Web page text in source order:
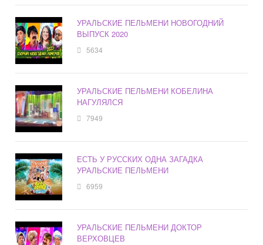
УРАЛЬСКИЕ ПЕЛЬМЕНИ НОВОГОДНИЙ
ВЫПУСК 2020
5634
УРАЛЬСКИЕ ПЕЛЬМЕНИ КОБЕЛИНА
НАГУЛЯЛСЯ
7949
ЕСТЬ У РУССКИХ ОДНА ЗАГАДКА
УРАЛЬСКИЕ ПЕЛЬМЕНИ
6959
УРАЛЬСКИЕ ПЕЛЬМЕНИ ДОКТОР
ВЕРХОВЦЕВ